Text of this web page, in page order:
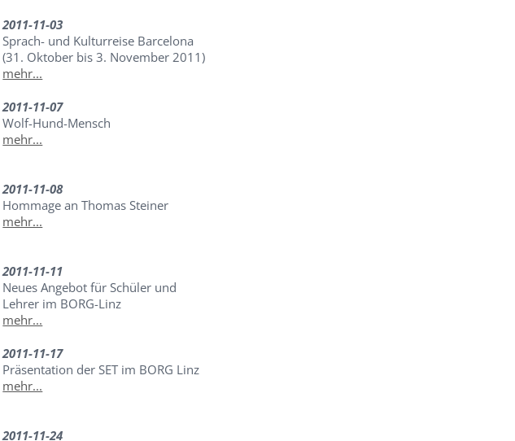
2011-11-03
Sprach- und Kulturreise Barcelona
(31. Oktober bis 3. November 2011)
mehr...
2011-11-07
Wolf-Hund-Mensch
mehr...
2011-11-08
Hommage an Thomas Steiner
mehr...
2011-11-11
Neues Angebot für Schüler und
Lehrer im BORG-Linz
mehr...
2011-11-17
Präsentation der SET im BORG Linz
mehr...
2011-11-24